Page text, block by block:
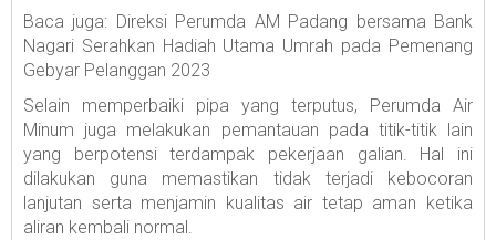
Baca juga: Direksi Perumda AM Padang bersama Bank
Nagari Serahkan Hadiah Utama Umrah pada Pemenang
Gebyar Pelanggan 2023
Selain memperbaiki pipa yang terputus, Perumda Air
Minum juga melakukan pemantauan pada titik-titik lain
yang berpotensi terdampak pekerjaan galian. Hal ini
dilakukan guna memastikan tidak terjadi kebocoran
lanjutan serta menjamin kualitas air tetap aman ketika
aliran kembali normal.